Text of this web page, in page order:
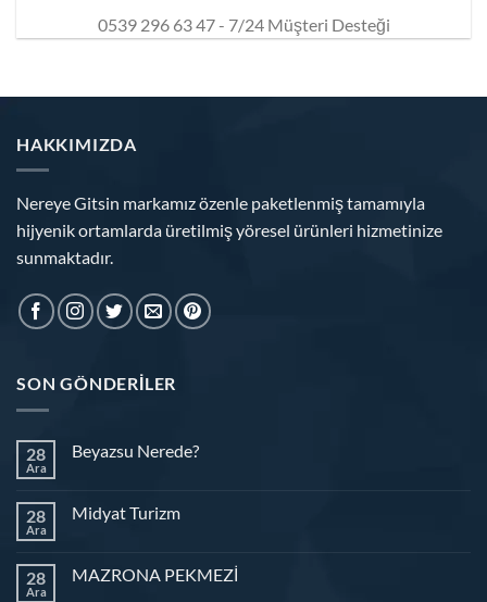
0539 296 63 47 - 7/24 Müşteri Desteği
HAKKIMIZDA
Nereye Gitsin markamız özenle paketlenmiş tamamıyla
hijyenik ortamlarda üretilmiş yöresel ürünleri hizmetinize
sunmaktadır.
SON GÖNDERILER
28
Ara
Beyazsu Nerede?
28
Ara
Midyat Turizm
28
Ara
MAZRONA PEKMEZİ